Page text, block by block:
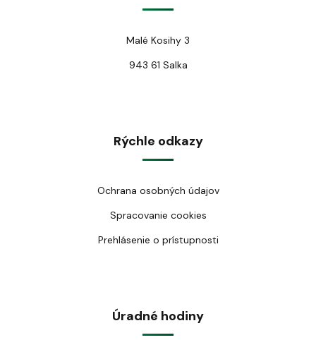
Malé Kosihy 3
943 61 Salka
Rýchle odkazy
Ochrana osobných údajov
Spracovanie cookies
Prehlásenie o prístupnosti
Úradné hodiny